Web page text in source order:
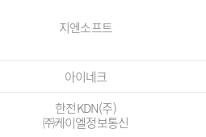
지엔소프트
아이네크
한전KDN(주)
㈜케이엘정보통신